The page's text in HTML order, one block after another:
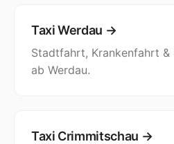
Taxi Werdau →
Stadtfahrt, Krankenfahrt &
ab Werdau.
Taxi Crimmitschau →